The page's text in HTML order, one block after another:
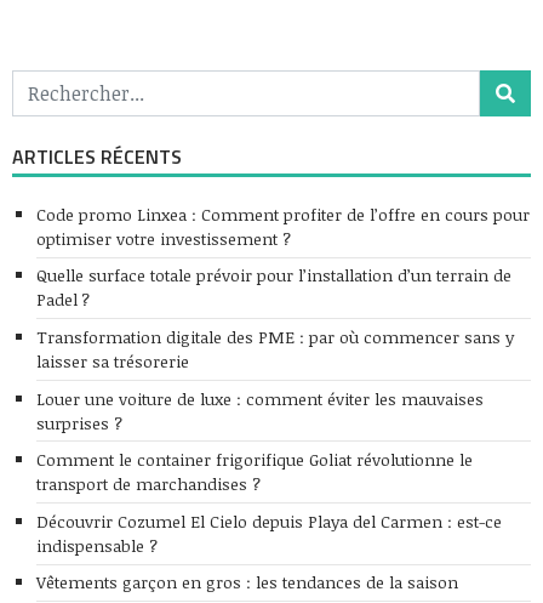
ARTICLES RÉCENTS
Code promo Linxea : Comment profiter de l’offre en cours pour
optimiser votre investissement ?
Quelle surface totale prévoir pour l’installation d’un terrain de
Padel ?
Transformation digitale des PME : par où commencer sans y
laisser sa trésorerie
Louer une voiture de luxe : comment éviter les mauvaises
surprises ?
Comment le container frigorifique Goliat révolutionne le
transport de marchandises ?
Découvrir Cozumel El Cielo depuis Playa del Carmen : est-ce
indispensable ?
Vêtements garçon en gros : les tendances de la saison